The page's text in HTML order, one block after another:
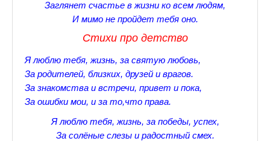
♪♫Красивые стихи★
♪♫Песни Высоцкого★
♪♫Eще раз про любовь★
♪♫Песни в стиле реп★
♪♫♪♫Романсы♪♫♪♫
♪♫Рассказы★
Заглянет счастье в жизни ко всем людям,
И мимо не пройдет тебя оно.
Стихи про детство
Я люблю тебя, жизнь, за святую любовь,
За родителей, близких, друзей и врагов.
За знакомства и встречи, привет и пока,
За ошибки мои, и за то,что права.
Я люблю тебя, жизнь, за победы, успех,
За солёные слезы и радостный смех.